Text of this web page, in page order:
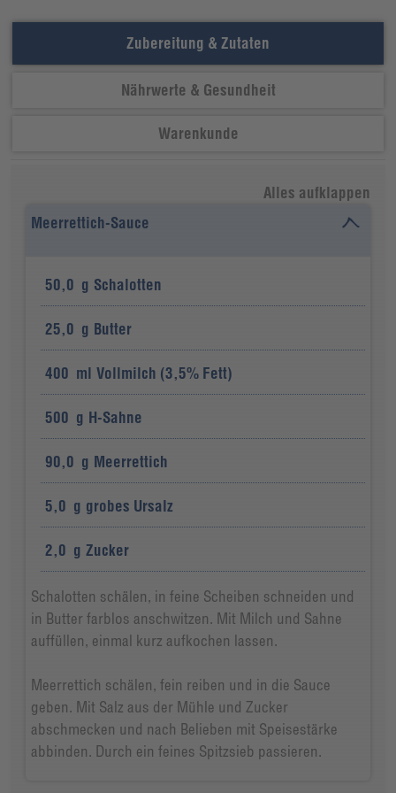
Zubereitung & Zutaten
Nährwerte & Gesundheit
Warenkunde
Alles aufklappen
Meerrettich-Sauce
50,0 g Schalotten
25,0 g Butter
400 ml Vollmilch (3,5% Fett)
500 g H-Sahne
90,0 g Meerrettich
5,0 g grobes Ursalz
2,0 g Zucker
Schalotten schälen, in feine Scheiben schneiden und
in Butter farblos anschwitzen. Mit Milch und Sahne
auffüllen, einmal kurz aufkochen lassen.
Meerrettich schälen, fein reiben und in die Sauce
geben. Mit Salz aus der Mühle und Zucker
abschmecken und nach Belieben mit Speisestärke
abbinden. Durch ein feines Spitzsieb passieren.